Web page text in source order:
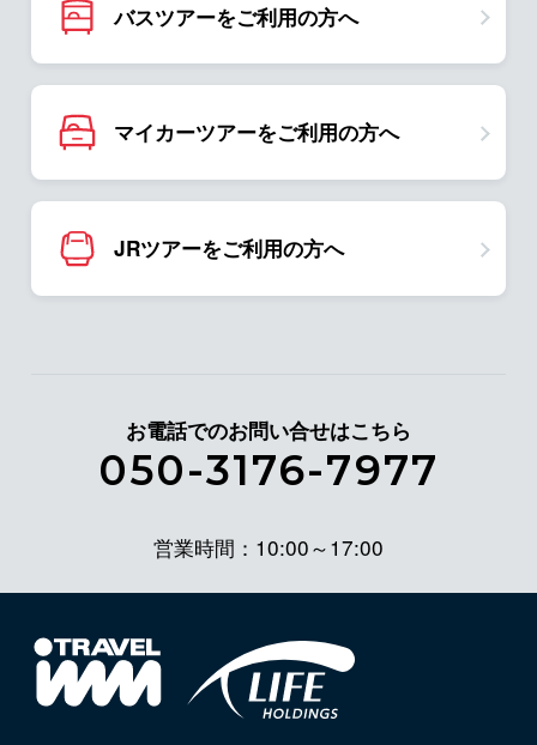
バスツアーをご利用の方へ
マイカーツアーをご利用の方へ
JRツアーをご利用の方へ
お電話でのお問い合せはこちら
050-3176-7977
営業時間：10:00～17:00